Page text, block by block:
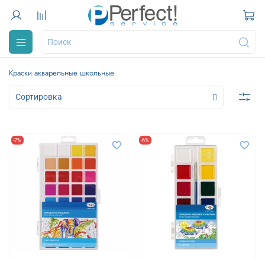
Краски акварельные школьные
-7% -6%